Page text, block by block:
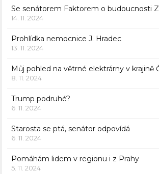
Se senátorem Faktorem o budoucnosti
14. 11. 2024
Prohlídka nemocnice J. Hradec
13. 11. 2024
Můj pohled na větrné elektrárny v krajině
8. 11. 2024
Trump podruhé?
6. 11. 2024
Starosta se ptá, senátor odpovídá
6. 11. 2024
Pomáhám lidem v regionu i z Prahy
5. 11. 2024